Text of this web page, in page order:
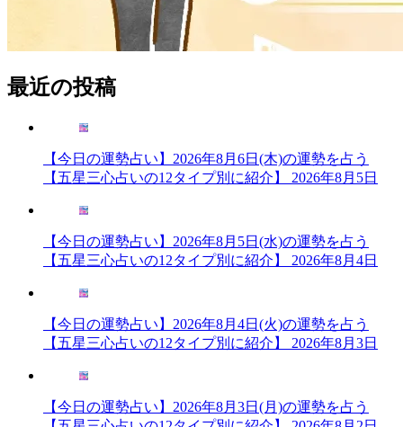
最近の投稿
【今日の運勢占い】2026年8月6日(木)の運勢を占う
【五星三心占いの12タイプ別に紹介】
2026年8月5日
【今日の運勢占い】2026年8月5日(水)の運勢を占う
【五星三心占いの12タイプ別に紹介】
2026年8月4日
【今日の運勢占い】2026年8月4日(火)の運勢を占う
【五星三心占いの12タイプ別に紹介】
2026年8月3日
【今日の運勢占い】2026年8月3日(月)の運勢を占う